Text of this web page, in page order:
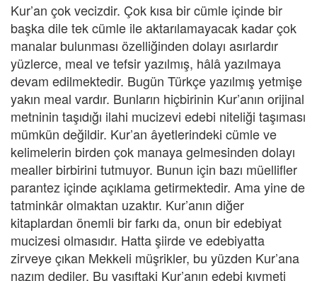
Kur’an çok vecizdir. Çok kısa bir cümle içinde bir
başka dile tek cümle ile aktarılamayacak kadar çok
manalar bulunması özelliğinden dolayı asırlardır
yüzlerce, meal ve tefsir yazılmış, hâlâ yazılmaya
devam edilmektedir. Bugün Türkçe yazılmış yetmişe
yakın meal vardır. Bunların hiçbirinin Kur’anın orijinal
metninin taşıdığı ilahi mucizevi edebi niteliği taşıması
mümkün değildir. Kur’an âyetlerindeki cümle ve
kelimelerin birden çok manaya gelmesinden dolayı
mealler birbirini tutmuyor. Bunun için bazı müellifler
parantez içinde açıklama getirmektedir. Ama yine de
tatminkâr olmaktan uzaktır. Kur’anın diğer
kitaplardan önemli bir farkı da, onun bir edebiyat
mucizesi olmasıdır. Hatta şiirde ve edebiyatta
zirveye çıkan Mekkeli müşrikler, bu yüzden Kur’ana
nazım dediler. Bu vasıftaki Kur’anın edebi kıymeti